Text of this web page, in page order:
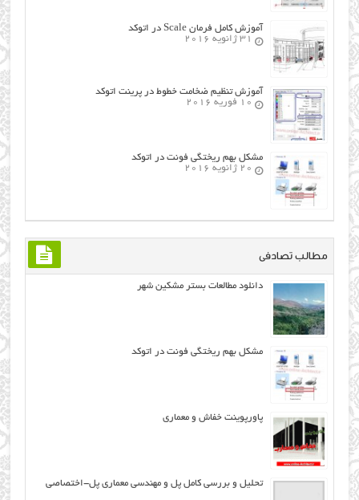
آموزش کامل فرمان Scale در اتوکد
31 ژانویه 2016
آموزش تنظیم ضخامت خطوط در پرینت اتوکد
10 فوریه 2016
مشکل بهم ریختگی فونت در اتوکد
20 ژانویه 2016
مطالب تصادفی
دانلود مطالعات بستر مشکین شهر
مشکل بهم ریختگی فونت در اتوکد
پاورپوینت خفاش و معماری
تحلیل و بررسی کامل پل و مهندسی معماری پل-اختصاصی